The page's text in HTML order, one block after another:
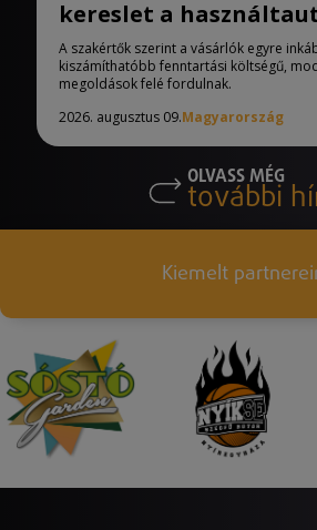
kereslet a
A szakértők szerint a vásárlók egyre
kiszámíthatóbb fenntartási költségű,
megoldások felé fordulnak.
2026. augusztus 09.Magyarország
OLVASS MÉG
további
Kiemelt